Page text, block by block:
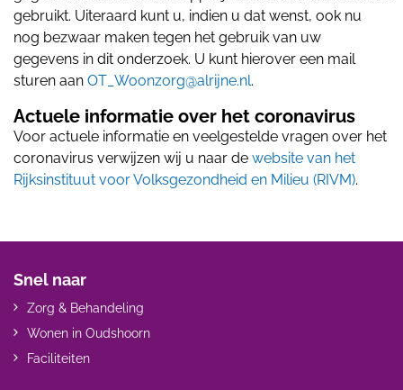
gebruikt. Uiteraard kunt u, indien u dat wenst, ook nu
nog bezwaar maken tegen het gebruik van uw
gegevens in dit onderzoek. U kunt hierover een mail
sturen aan OT_Woonzorg@alrijne.nl.
Actuele informatie over het coronavirus
Voor actuele informatie en veelgestelde vragen over het
coronavirus verwijzen wij u naar de website van het
Rijksinstituut voor Volksgezondheid en Milieu (RIVM).
Snel naar
Zorg & Behandeling
Wonen in Oudshoorn
Faciliteiten